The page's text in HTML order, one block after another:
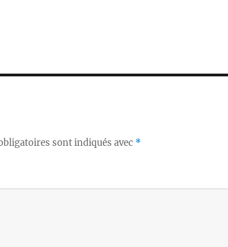
sont indiqués avec *